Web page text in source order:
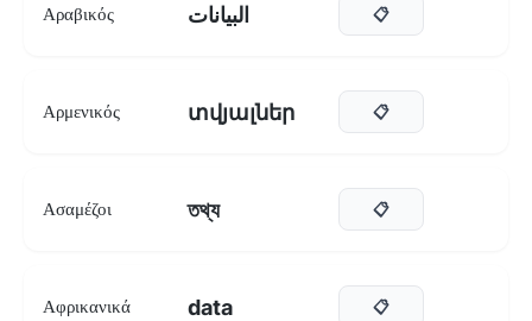
Αραβικός البيانات 📋
Αρμενικός տվյալներ 📋
Ασαμέζοι তথ্য 📋
Αφρικανικά data 📋